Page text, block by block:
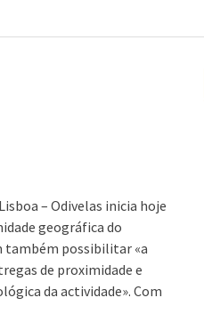
– Odivelas inicia hoje
geográfica do
também possibilitar «a
de proximidade e
da actividade». Com